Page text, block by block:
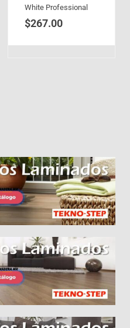
White Professional
$267.00